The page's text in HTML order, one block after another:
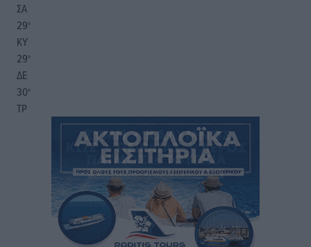
ΣΑ
29°
ΚΥ
29°
ΔΕ
30°
ΤΡ